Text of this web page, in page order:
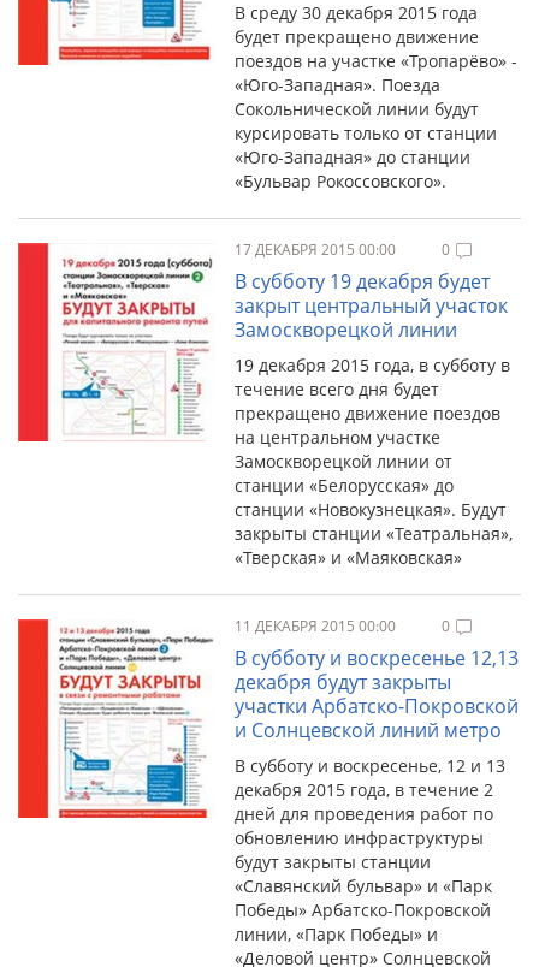
В среду 30 декабря 2015 года
будет прекращено движение
поездов на участке «Тропарёво» -
«Юго-Западная». Поезда
Сокольнической линии будут
курсировать только от станции
«Юго-Западная» до станции
«Бульвар Рокоссовского».
17 ДЕКАБРЯ 2015 00:00 0
В субботу 19 декабря будет
закрыт центральный участок
Замоскворецкой линии
19 декабря 2015 года, в субботу в
течение всего дня будет
прекращено движение поездов
на центральном участке
Замоскворецкой линии от
станции «Белорусская» до
станции «Новокузнецкая». Будут
закрыты станции «Театральная»,
«Тверская» и «Маяковская»
11 ДЕКАБРЯ 2015 00:00 0
В субботу и воскресенье 12,13
декабря будут закрыты
участки Арбатско-Покровской
и Солнцевской линий метро
В субботу и воскресенье, 12 и 13
декабря 2015 года, в течение 2
дней для проведения работ по
обновлению инфраструктуры
будут закрыты станции
«Славянский бульвар» и «Парк
Победы» Арбатско-Покровской
линии, «Парк Победы» и
«Деловой центр» Солнцевской